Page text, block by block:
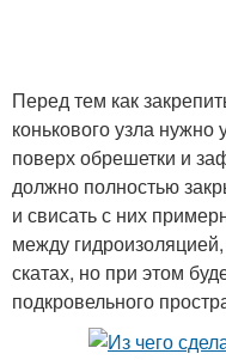
Перед тем как
конькового узла нужно
поверх обрешетки и
должно полностью
и свисать с них
между
скатах, но при этом
подкровельного